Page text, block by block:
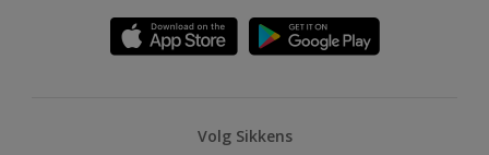
Volg Sikkens